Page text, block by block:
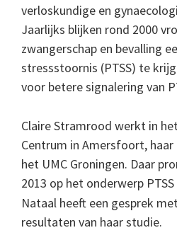
verloskundige en
Jaarlijks blijken rond 2000
zwangerschap en bevalling
stressstoornis (PTSS) te
voor betere signalering van
Claire Stramrood werkt in
Centrum in Amersfoort,
het UMC Groningen. Daar
2013 op het onderwerp
Nataal heeft een gesprek
resultaten van haar studie.